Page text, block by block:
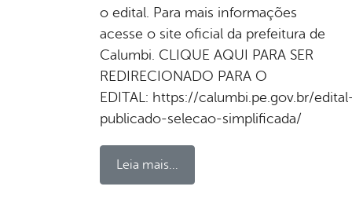
o edital. Para mais informações
acesse o site oficial da prefeitura de
Calumbi. CLIQUE AQUI PARA SER
REDIRECIONADO PARA O
EDITAL: https://calumbi.pe.gov.br/
publicado-selecao-simplificada/
Leia mais...